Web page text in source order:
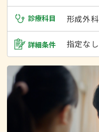
診療科目 形成外科
詳細条件 指定なし